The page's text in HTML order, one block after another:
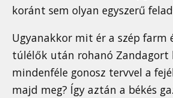
koránt sem olyan egyszerű
Ugyanakkor mit ér a szép farm
túlélők után rohanó Zandagort
mindenféle gonosz tervvel a
majd meg? Így aztán a békés